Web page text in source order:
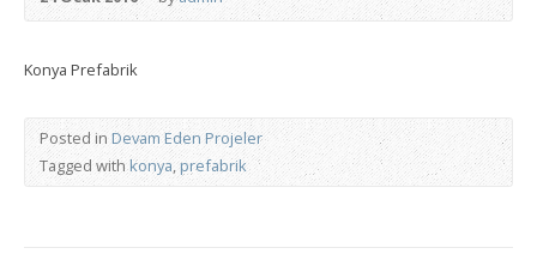
Konya Prefabrik
Posted in Devam Eden Projeler
Tagged withkonya,prefabrik